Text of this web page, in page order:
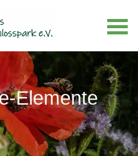
Elemente